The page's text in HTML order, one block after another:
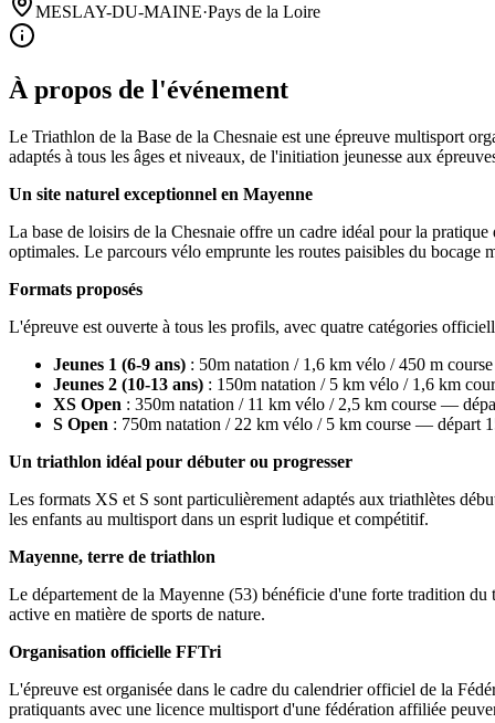
MESLAY-DU-MAINE·Pays de la Loire
À propos de l'événement
Le Triathlon de la Base de la Chesnaie est une épreuve multisport
adaptés à tous les âges et niveaux, de l'initiation jeunesse aux
Un site naturel exceptionnel en Mayenne
La base de loisirs de la Chesnaie offre un cadre idéal pour la
optimales. Le parcours vélo emprunte les routes paisibles du bocage
Formats proposés
L'épreuve est ouverte à tous les profils, avec quatre catégories
Jeunes 1 (6-9 ans) : 50m natation / 1,6 km vélo / 450 m
Jeunes 2 (10-13 ans) : 150m natation / 5 km vélo / 1,6 km
XS Open : 350m natation / 11 km vélo / 2,5 km course —
S Open : 750m natation / 22 km vélo / 5 km course — départ
Un triathlon idéal pour débuter ou progresser
Les formats XS et S sont particulièrement adaptés aux triathlètes
les enfants au multisport dans un esprit ludique et compétitif.
Mayenne, terre de triathlon
Le département de la Mayenne (53) bénéficie d'une forte tradition
active en matière de sports de nature.
Organisation officielle FFTri
L'épreuve est organisée dans le cadre du calendrier officiel de la
pratiquants avec une licence multisport d'une fédération affiliée